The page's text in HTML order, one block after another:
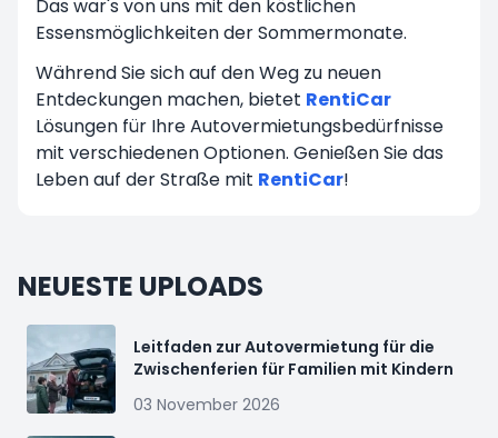
Das war's von uns mit den köstlichen
Essensmöglichkeiten der Sommermonate.
Während Sie sich auf den Weg zu neuen
Entdeckungen machen, bietet RentiCar
Lösungen für Ihre Autovermietungsbedürfnisse
mit verschiedenen Optionen. Genießen Sie das
Leben auf der Straße mit RentiCar!
NEUESTE UPLOADS
Leitfaden zur Autovermietung für die
Zwischenferien für Familien mit Kindern
03 November 2026